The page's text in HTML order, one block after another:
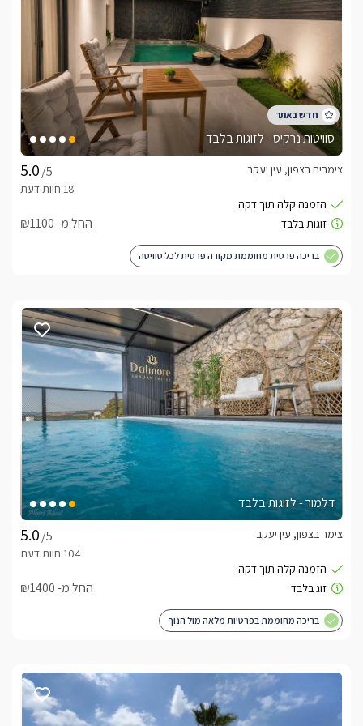
סוויטות נרקיס - לזוגות בלבד
/5
צימרים בצפון, עין יעקב
החל מ- ₪1100
בריכה פרטית מחוממת מקורה פרטית לכל סוויטה
דלמור - לזוגות בלבד
/5
צימר בצפון, עין יעקב
החל מ- ₪1400
בריכה מחוממת בפרטיות מלאה מול הנוף